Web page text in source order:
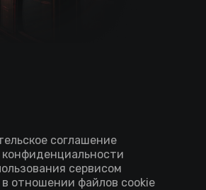
соглашение
сервисом
отношении файлов cookie